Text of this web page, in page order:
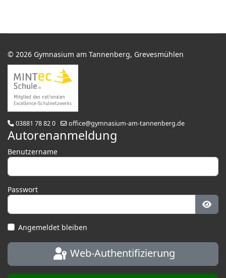
© 2026 Gymnasium am Tannenberg, Grevesmühlen
03881 78 82 0 office@gymnasium-am-tannenberg.de
Autorenanmeldung
Benutzername
Passwort
Angemeldet bleiben
Web-Authentifizierung